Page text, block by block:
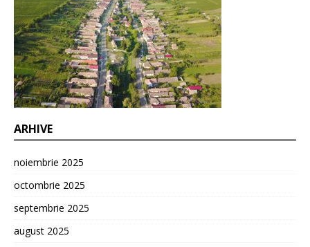
ARHIVE
noiembrie 2025
octombrie 2025
septembrie 2025
august 2025